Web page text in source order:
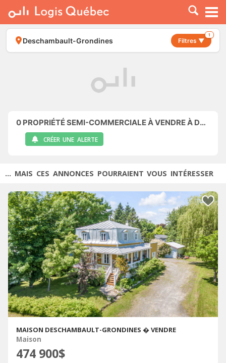
À LOUER
À VENDRE
PLACER UNE ANNONCE
Deschambault-Grondines Filtres ▼
1
0 PROPRIÉTÉ SEMI-COMMERCIALE À VENDRE À DESCHAMBAULT-GRONDINES
CRÉER UNE ALERTE
... MAIS CES ANNONCES POURRAIENT VOUS INTÉRESSER
MAISON DESCHAMBAULT-GRONDINES � VENDRE
Maison
474 900$